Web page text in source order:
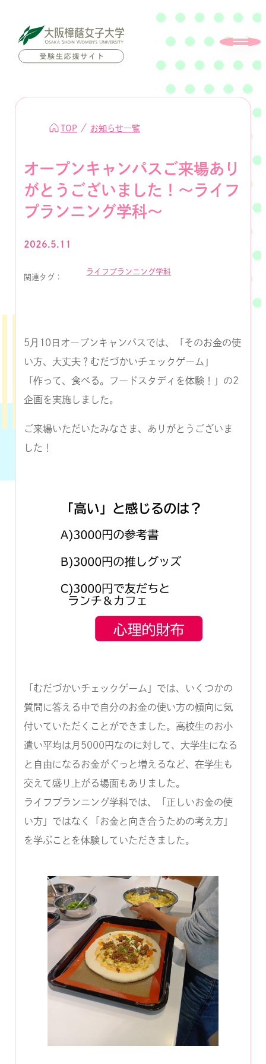
TOP お知らせ一覧
オープンキャンパスご来場あり
がとうございました！～ライフ
プランニング学科～
2026.5.11
関連タグ：
ライフプランニング学科
5月10日オープンキャンパスでは、「そのお金の使
い方、大丈夫？むだづかいチェックゲーム」
「作って、食べる。フードスタディを体験！」の2
企画を実施しました。
ご来場いただいたみなさま、ありがとうございま
した！
「むだづかいチェックゲーム」では、いくつかの
質問に答える中で自分のお金の使い方の傾向に気
付いていただくことができました。高校生のお小
遣い平均は月5000円なのに対して、大学生になる
と自由になるお金がぐっと増えるなど、在学生も
交えて盛り上がる場面もありました。
ライフプランニング学科では、「正しいお金の使
い方」ではなく「お金と向き合うための考え方」
を学ぶことを体験していただきました。